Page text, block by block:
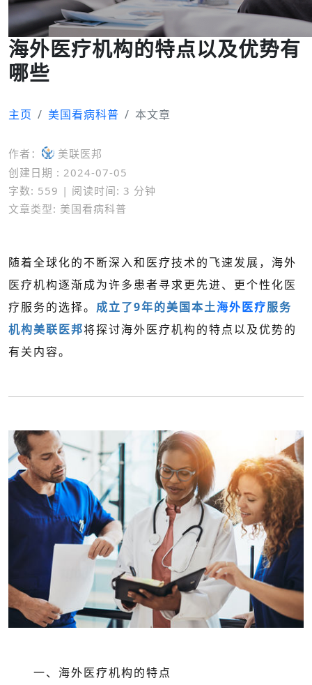
海外医疗机构的特点以及优势有
哪些
主页 美国看病科普 本文章
作者：
美联医邦
创建日期 : 2024-07-05
字数: 559 | 阅读时间: 3 分钟
文章类型: 美国看病科普
随着全球化的不断深入和医疗技术的飞速发展，海外
医疗机构逐渐成为许多患者寻求更先进、更个性化医
疗服务的选择。 成立了9年的美国本土海外医疗服务
机构美联医邦将探讨海外医疗机构的特点以及优势的
有关内容。
一、海外医疗机构的特点